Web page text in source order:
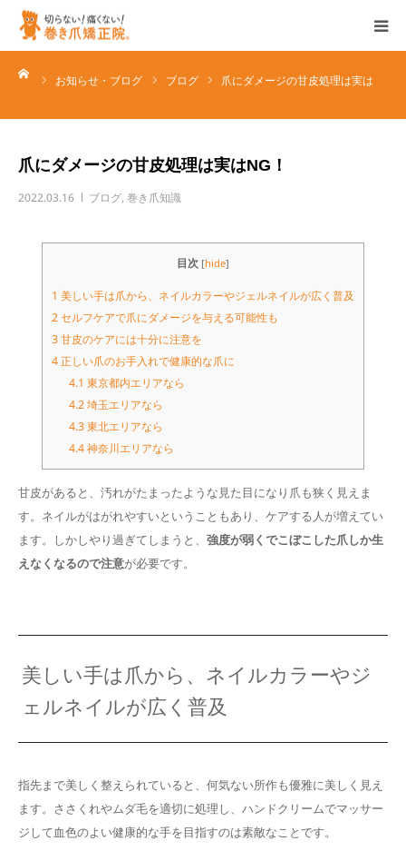
お知らせ・ブログ ブログ
爪にダメージの甘皮処理は実は
爪にダメージの甘皮処理は実はNG！
2022.03.16 ブログ, 巻き爪知識
目次 [hide]
1 美しい手は爪から、ネイルカラーやジェルネイルが広く普及
2セルフケアで爪にダメージを与える可能性も
3甘皮のケアには十分に注意を
4正しい爪のお手入れで健康的な爪に
4.1 東京都内エリアなら
4.2埼玉エリアなら
4.3東北エリアなら
4.4神奈川エリアなら
甘皮があると、汚れがたまったような見た目になり爪も狭く見えま
す。ネイルがはがれやすいということもあり、ケアする人が増えてい
ます。しかしやり過ぎてしまうと、 強度が弱くでこぼこした爪しか生
えなくなるので注意が必要です。
美しい手は爪から、ネイルカラーやジ
ェルネイルが広く普及
指先まで美しく整えられていると、何気ない所作も優雅に美しく見え
ます。ささくれやムダ毛を適切に処理し、ハンドクリームでマッサー
ジして血色のよい健康的な手を目指すのは素敵なことです。
ホーム
ブログ/お知らせ
各種お問い合わせ